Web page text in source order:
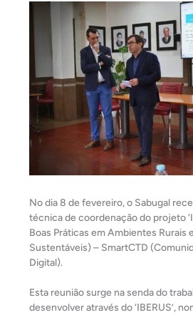
No dia 8 de fevereiro, o Sabugal
técnica de coordenação do projeto
Boas Práticas em Ambientes Rurais
Sustentáveis) – SmartCTD
Digital).
Esta reunião surge na senda do
desenvolver através do ‘IBERUS’,